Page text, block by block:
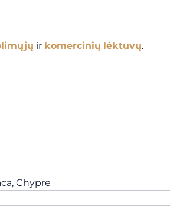
ir komercinių lėktuvų.
Chypre